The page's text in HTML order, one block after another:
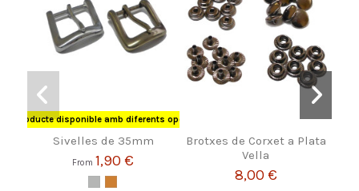
Producte disponible amb diferents opcions
Sivelles de 35mm
From 1,90 €
Brotxes de Corxet a Plata
Vella
8,00 €